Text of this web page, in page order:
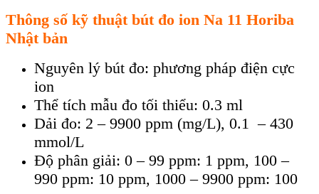
Thông số kỹ thuật bút đo ion Na 11 Horiba
Nhật bản
Nguyên lý bút đo: phương pháp điện cực
ion
Thể tích mẫu đo tối thiểu: 0.3 ml
Dải đo: 2 – 9900 ppm (mg/L), 0.1 – 430
mmol/L
Độ phân giải: 0 – 99 ppm: 1 ppm, 100 –
990 ppm: 10 ppm, 1000 – 9900 ppm: 100